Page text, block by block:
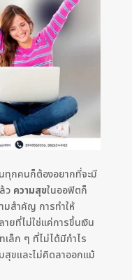
ทุกคนก็ต้องอยากที่จะมี
ว ความสุขในออฟิตก็
มสำคัญ การทำให้
ยที่ไม่ใช่แค่การขึ้นเงิน
ล็ก ๆ ที่ไม่ได้มีกำไร
สุขและไม่คิดลาออกแม้